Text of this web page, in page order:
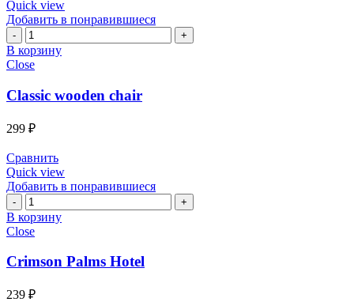
Quick view
Добавить в понравившиеся
Количество
Classic
wooden
В корзину
Close
Classic wooden chair
299 ₽
Сравнить
Quick view
Добавить в понравившиеся
Количество
Crimson
Palms
В корзину
Close
Crimson Palms Hotel
239 ₽